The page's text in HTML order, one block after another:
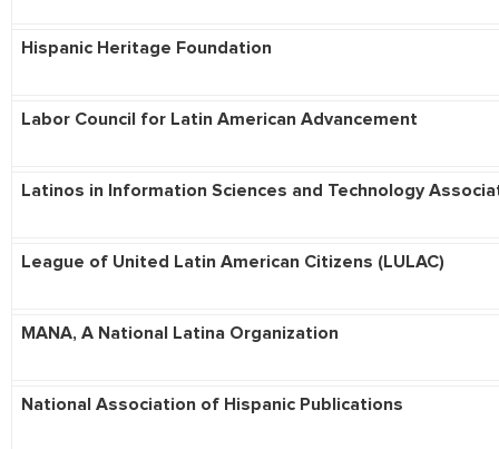
Hispanic Heritage Foundation
Labor Council for Latin American Advancement
Latinos in Information Sciences and Technology
League of United Latin American Citizens (LULAC)
MANA, A National Latina Organization
National Association of Hispanic Publications